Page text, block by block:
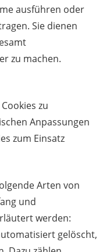
ausführen oder
Sie dienen
zu machen.
zu
Anpassungen
zum Einsatz
Arten von
und
werden:
gelöscht,